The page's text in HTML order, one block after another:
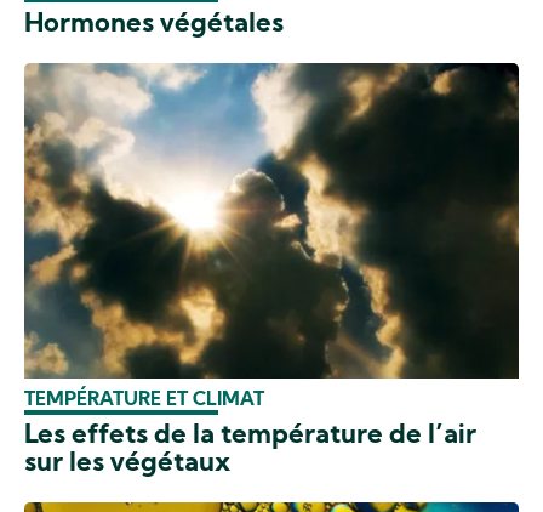
Hormones végétales
TEMPÉRATURE ET CLIMAT
Les effets de la température de l’air
sur les végétaux